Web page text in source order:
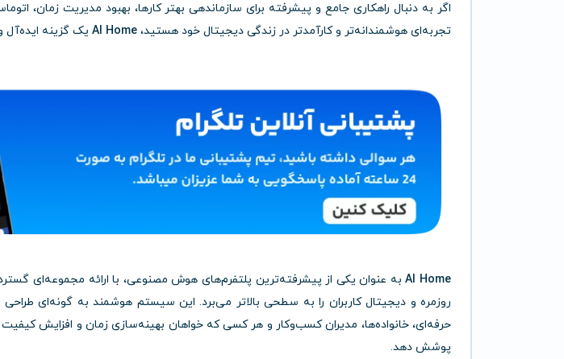
اگر به دنبال راهکاری جامع و پیشرفته برای سازماندهی بهتر کارها، بهبود مدیریت زمان،
تجربه‌ای هوشمندانه‌تر و کارآمدتر در زندگی دیجیتال خود هستید، Al Home یک گزینه
Al Homeبه عنوان یکی از پیشرفته‌ترین پلتفرم‌های هوش مصنوعی، با ارائه مجموعه‌ای
روزمره و دیجیتال کاربران را به سطحی بالاتر می‌برد. این سیستم هوشمند به گونه‌ای
حرفه‌ای، خانواده‌ها، مدیران کسب‌وکار و هر کسی که خواهان بهینه‌سازی زمان و افزایش
پوشش دهد.